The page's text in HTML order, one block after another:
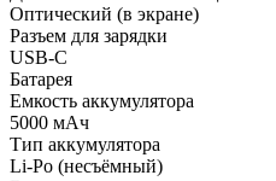
Оптический (в экране)
Разъем для зарядки
USB-C
Батарея
Емкость аккумулятора
5000 мАч
Тип аккумулятора
Li-Po (несъёмный)